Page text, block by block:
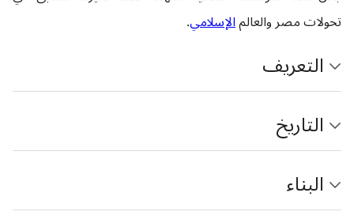
تحولات مصر والعالمالإسلامي.
التعريف
التاريخ
البناء